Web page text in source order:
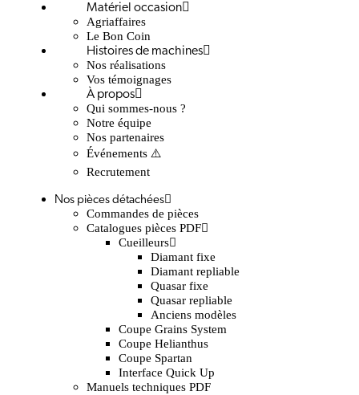
Matériel occasion
Agriaffaires
Le Bon Coin
Histoires de machines
Nos réalisations
Vos témoignages
À propos
Qui sommes-nous ?
Notre équipe
Nos partenaires
Événements ⚠️
Recrutement
Nos pièces détachées
Commandes de pièces
Catalogues pièces PDF
Cueilleurs
Diamant fixe
Diamant repliable
Quasar fixe
Quasar repliable
Anciens modèles
Coupe Grains System
Coupe Helianthus
Coupe Spartan
Interface Quick Up
Manuels techniques PDF